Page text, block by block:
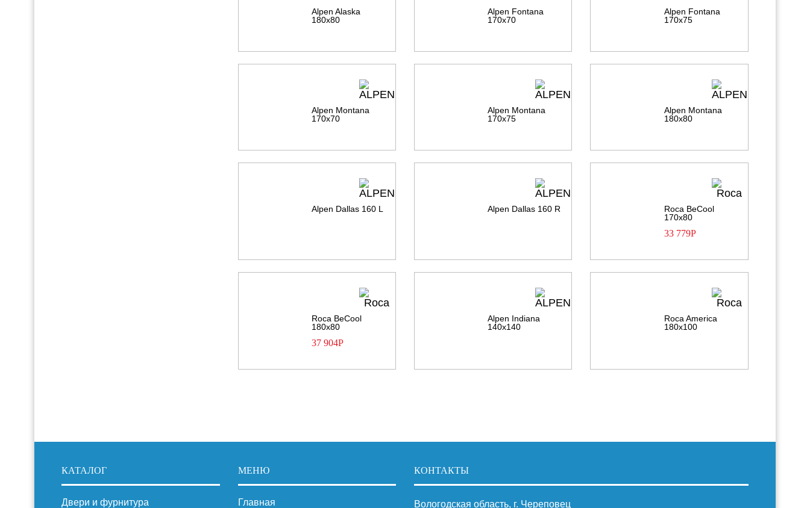
Alpen Alaska
180х80
Alpen Fontana
170х70
Alpen Fontana
170х75
Alpen Montana
170х70
Alpen Montana
170х75
Alpen Montana
180х80
Alpen Dallas 160 L Alpen Dallas 160 R
Roca BeCool
170х80
33 779Р
Roca BeCool
180х80
37 904Р
Alpen Indiana
140х140
Roca America
180х100
КАТАЛОГ
Двери и фурнитура
МЕНЮ
Главная
КОНТАКТЫ
Вологодская область, г. Череповец